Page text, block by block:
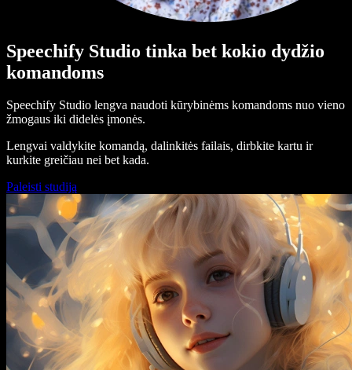
Speechify Studio tinka bet kokio dydžio
komandoms
Speechify Studio lengva naudoti kūrybinėms komandoms nuo vieno
žmogaus iki didelės įmonės.
Lengvai valdykite komandą, dalinkitės failais, dirbkite kartu ir
kurkite greičiau nei bet kada.
Paleisti studiją